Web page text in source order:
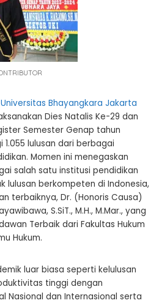
Universitas Bhayangkara Jakarta
Dies Natalis Ke-29 dan
Semester Genap tahun
lulusan dari berbagai
Momen ini menegaskan
salah satu institusi pendidikan
lulusan berkompeten di Indonesia,
terbaiknya, Dr. (Honoris Causa)
S.SiT., M.H., M.Mar., yang
Terbaik dari Fakultas Hukum
Hukum.
luar biasa seperti kelulusan
tinggi dengan
Nasional dan Internasional serta